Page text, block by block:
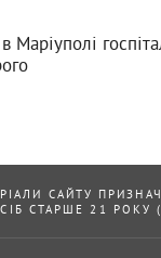
Маріуполі
САЙТУ
СТАРШЕ 21 РОКУ